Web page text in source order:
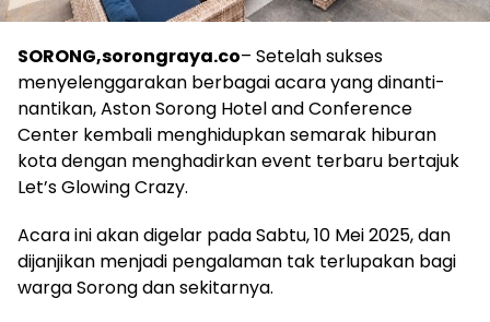
SORONG,sorongraya.co– Setelah sukses
menyelenggarakan berbagai acara yang dinanti-
nantikan, Aston Sorong Hotel and Conference
Center kembali menghidupkan semarak hiburan
kota dengan menghadirkan event terbaru bertajuk
Let’s Glowing Crazy.
Acara ini akan digelar pada Sabtu, 10 Mei 2025, dan
dijanjikan menjadi pengalaman tak terlupakan bagi
warga Sorong dan sekitarnya.